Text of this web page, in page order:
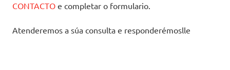
CONTACTO e completar o formulario.
Atenderemos a súa consulta e responderémoslle